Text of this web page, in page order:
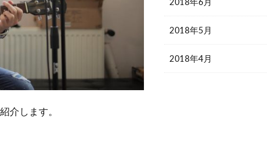
介します。
2018年5月
2018年4月